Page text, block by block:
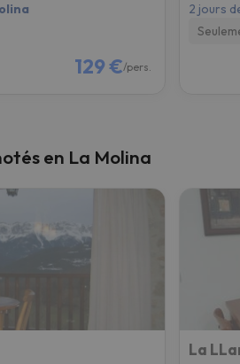
129 €/pers.
2 jours
en La Molina
La